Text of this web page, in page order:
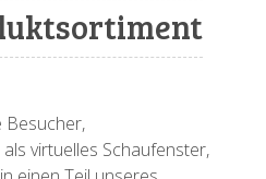
Besucher,
virtuelles Schaufenster,